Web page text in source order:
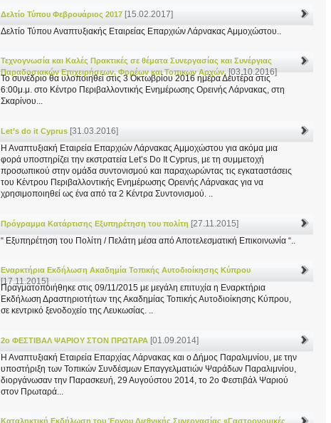
Δελτίο Τύπου Φεβρουάριος 2017 [15.02.2017]
Δελτίο Τύπου Αναπτυξιακής Εταιρείας Επαρχιών Λάρνακας Αμμοχώστου..
Τεχνογνωσία και Καλές Πρακτικές σε θέματα Συνεργασίας και Συνέργιας
Παραδοσιακών Επιχειρήσεων, Φορέων και Τοπικων Αρχών. [03.10.2016]
Το συνέδριο θα υλοποιηθεί στις 3 Οκτωβρίου 2016 ημέρα Δευτέρα στις
6:00μ.μ. στο Κέντρο Περιβαλλοντικής Ενημέρωσης Ορεινής Λάρνακας, στη
Σκαρίνου...
Let’s do it Cyprus [31.03.2016]
Η Αναπτυξιακή Εταιρεία Επαρχιών Λάρνακας Αμμοχώστου για ακόμα μια
φορά υποστηρίζει την εκστρατεία Let’s Do It Cyprus, με τη συμμετοχή
προσωπικού στην ομάδα συντονισμού και παραχωρώντας τις εγκαταστάσεις
του Κέντρου Περιβαλλοντικής Ενημέρωσης Ορεινής Λάρνακας για να
χρησιμοποιηθεί ως ένα από τα 2 Κέντρα Συντονισμού. ..
Πρόγραμμα Κατάρτισης Εξυπηρέτηση του πολίτη [27.11.2015]
“ Εξυπηρέτηση του Πολίτη / Πελάτη μέσα από Αποτελεσματική Επικοινωνία “..
Εναρκτήρια Εκδήλωση Ακαδημία Τοπικής Αυτοδιοίκησης Κύπρου
[17.11.2015]
Πραγματοποιήθηκε στις 09/11/2015 με μεγάλη επιτυχία η Εναρκτήρια
Εκδήλωση Δραστηριοτήτων της Ακαδημίας Τοπικής Αυτοδιοίκησης Κύπρου,
σε κεντρικό ξενοδοχείο της Λευκωσίας. ..
2ο ΦΕΣΤΙΒΑΛ ΨΑΡΙΟΥ ΣΤΟΝ ΠΡΩΤΑΡΑ [01.09.2014]
Η Αναπτυξιακή Εταιρεία Επαρχίας Λάρνακας και ο Δήμος Παραλιμνίου, με την
υποστήριξη των Τοπικών Συνδέσμων Επαγγελματιών Ψαράδων Παραλιμνίου,
διοργάνωσαν την Παρασκευή, 29 Αυγούστου 2014, το 2ο Φεστιβάλ Ψαριού
στον Πρωταρά...
Καταληκτική Εκδήλωση του Έργου Διεθνικής Συνεργασίας «Γαστρονομικές